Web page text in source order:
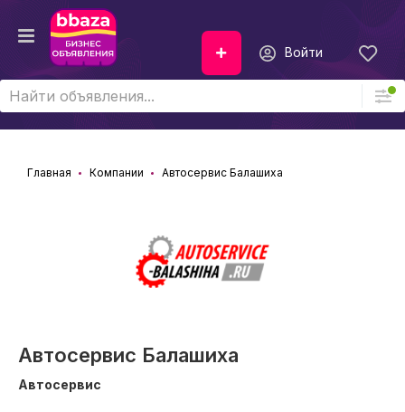
Войти
Главная Компании Автосервис Балашиха
Автосервис Балашиха
Автосервис